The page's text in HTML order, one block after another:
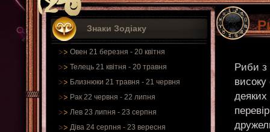
Знаки Зодіаку
Овен 21 березня - 20 квітня
Телець 21 квітня - 20 травня
Близнюки 21 травня - 21 червня
Рак 22 червня - 22 липня
Лев 23 липня - 23 серпня
Діва 24 серпня - 23 вересня
Риби з